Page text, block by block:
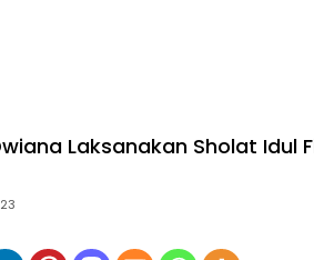
Laksanakan Sholat Idul